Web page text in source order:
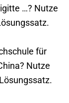
…? Nutze
für
Nutze